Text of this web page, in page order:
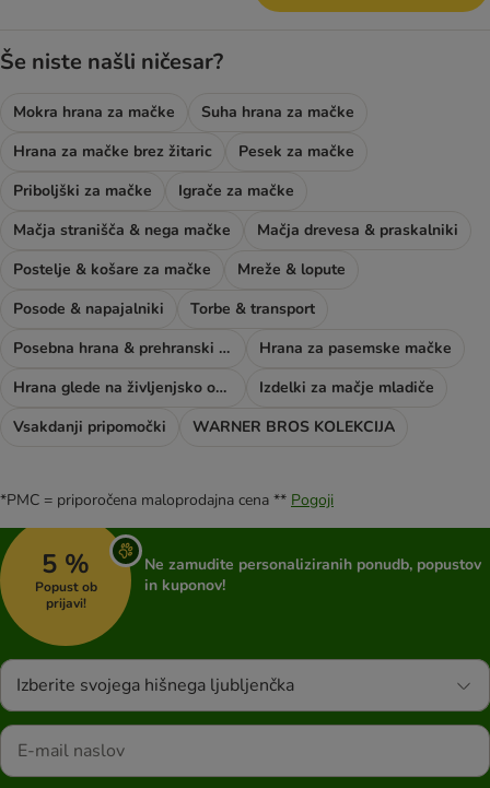
Še niste našli ničesar?
Mokra hrana za mačke
Suha hrana za mačke
Hrana za mačke brez žitaric
Pesek za mačke
Priboljški za mačke
Igrače za mačke
Mačja stranišča & nega mačke
Mačja drevesa & praskalniki
Postelje & košare za mačke
Mreže & lopute
Posode & napajalniki
Torbe & transport
Posebna hrana & prehranski dodatki
Hrana za pasemske mačke
Hrana glede na življenjsko obdobje mačke
Izdelki za mačje mladiče
Vsakdanji pripomočki
WARNER BROS KOLEKCIJA
*PMC = priporočena maloprodajna cena ** Pogoji
5 %
Popust ob
prijavi!
Ne zamudite personaliziranih ponudb, popustov
in kuponov!
Izberite svojega hišnega ljubljenčka